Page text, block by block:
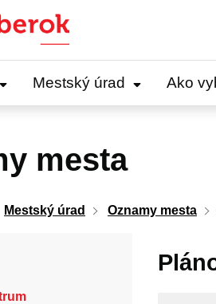
Mestský úrad Ako
mesta
Mestský úrad Oznamy mesta